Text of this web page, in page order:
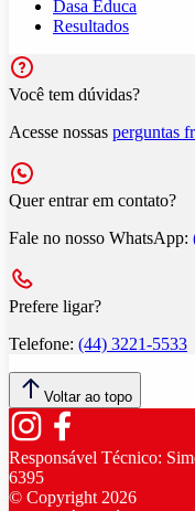
Dasa Educa
Resultados
Você tem dúvidas?
Acesse nossas perguntas
Quer entrar em contato?
Fale no nosso WhatsApp:
Prefere ligar?
Telefone: (44) 3221-5533
Voltar ao topo
Responsável Técnico:
6395
© Copyright2026